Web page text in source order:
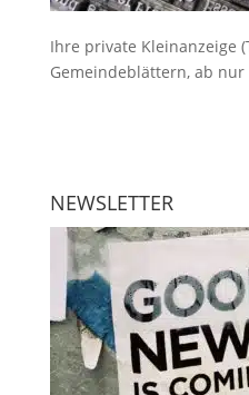
Ihre private Kleinanzeige
Gemeindeblättern, ab nur
NEWSLETTER